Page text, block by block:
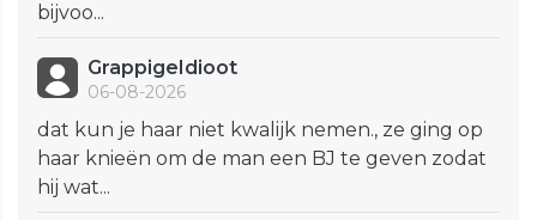
bijvoo...
GrappigeIdioot
06-08-2026
dat kun je haar niet kwalijk nemen., ze ging op
haar knieën om de man een BJ te geven zodat
hij wat...